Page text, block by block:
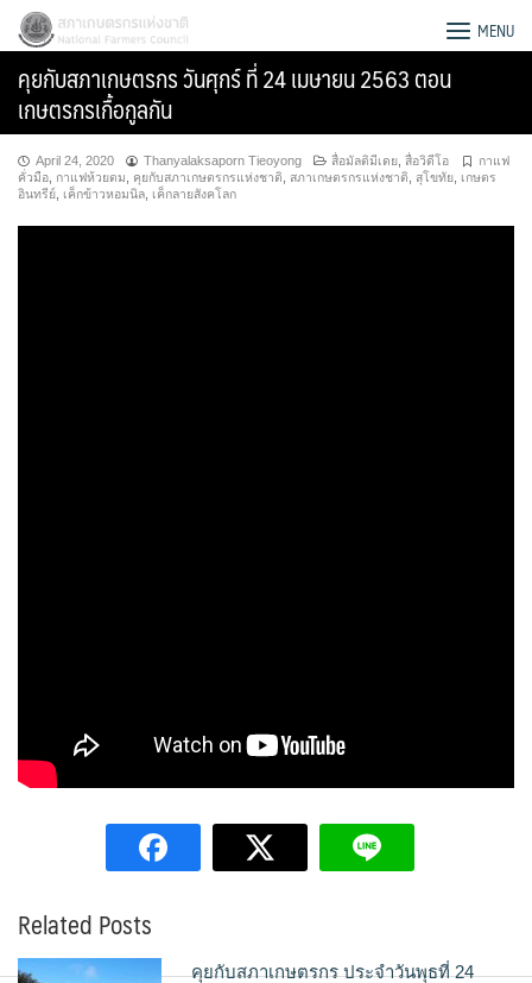
Skip
content
สภาเกษตรกรแห่งชาติ MENU
คุยกับสภาเกษตรกร วันศุกร์ ที่ 24 เมษายน 2563 ตอน
เกษตรกรเกื้อกูลกัน
April 24, 2020 Thanyalaksaporn Tieoyong สื่อมัลติมีเดย สื่อวิดีโอ
กาแฟ
คั่วมือ กาแฟห้วยตม คุยกับสภาเกษตรกรแห่งชาติ สภาเกษตรกรแห่งชาติ สุโขทัย เกษตร
อินทรีย์ เค็กข้าวหอมนิล เค็กลายสังคโลก
Related Posts
คุยกับสภาเกษตรกร ประจำวันพุธที่ 24